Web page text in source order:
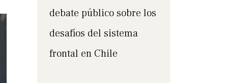
debate público sobre los
desafíos del sistema
frontal en Chile